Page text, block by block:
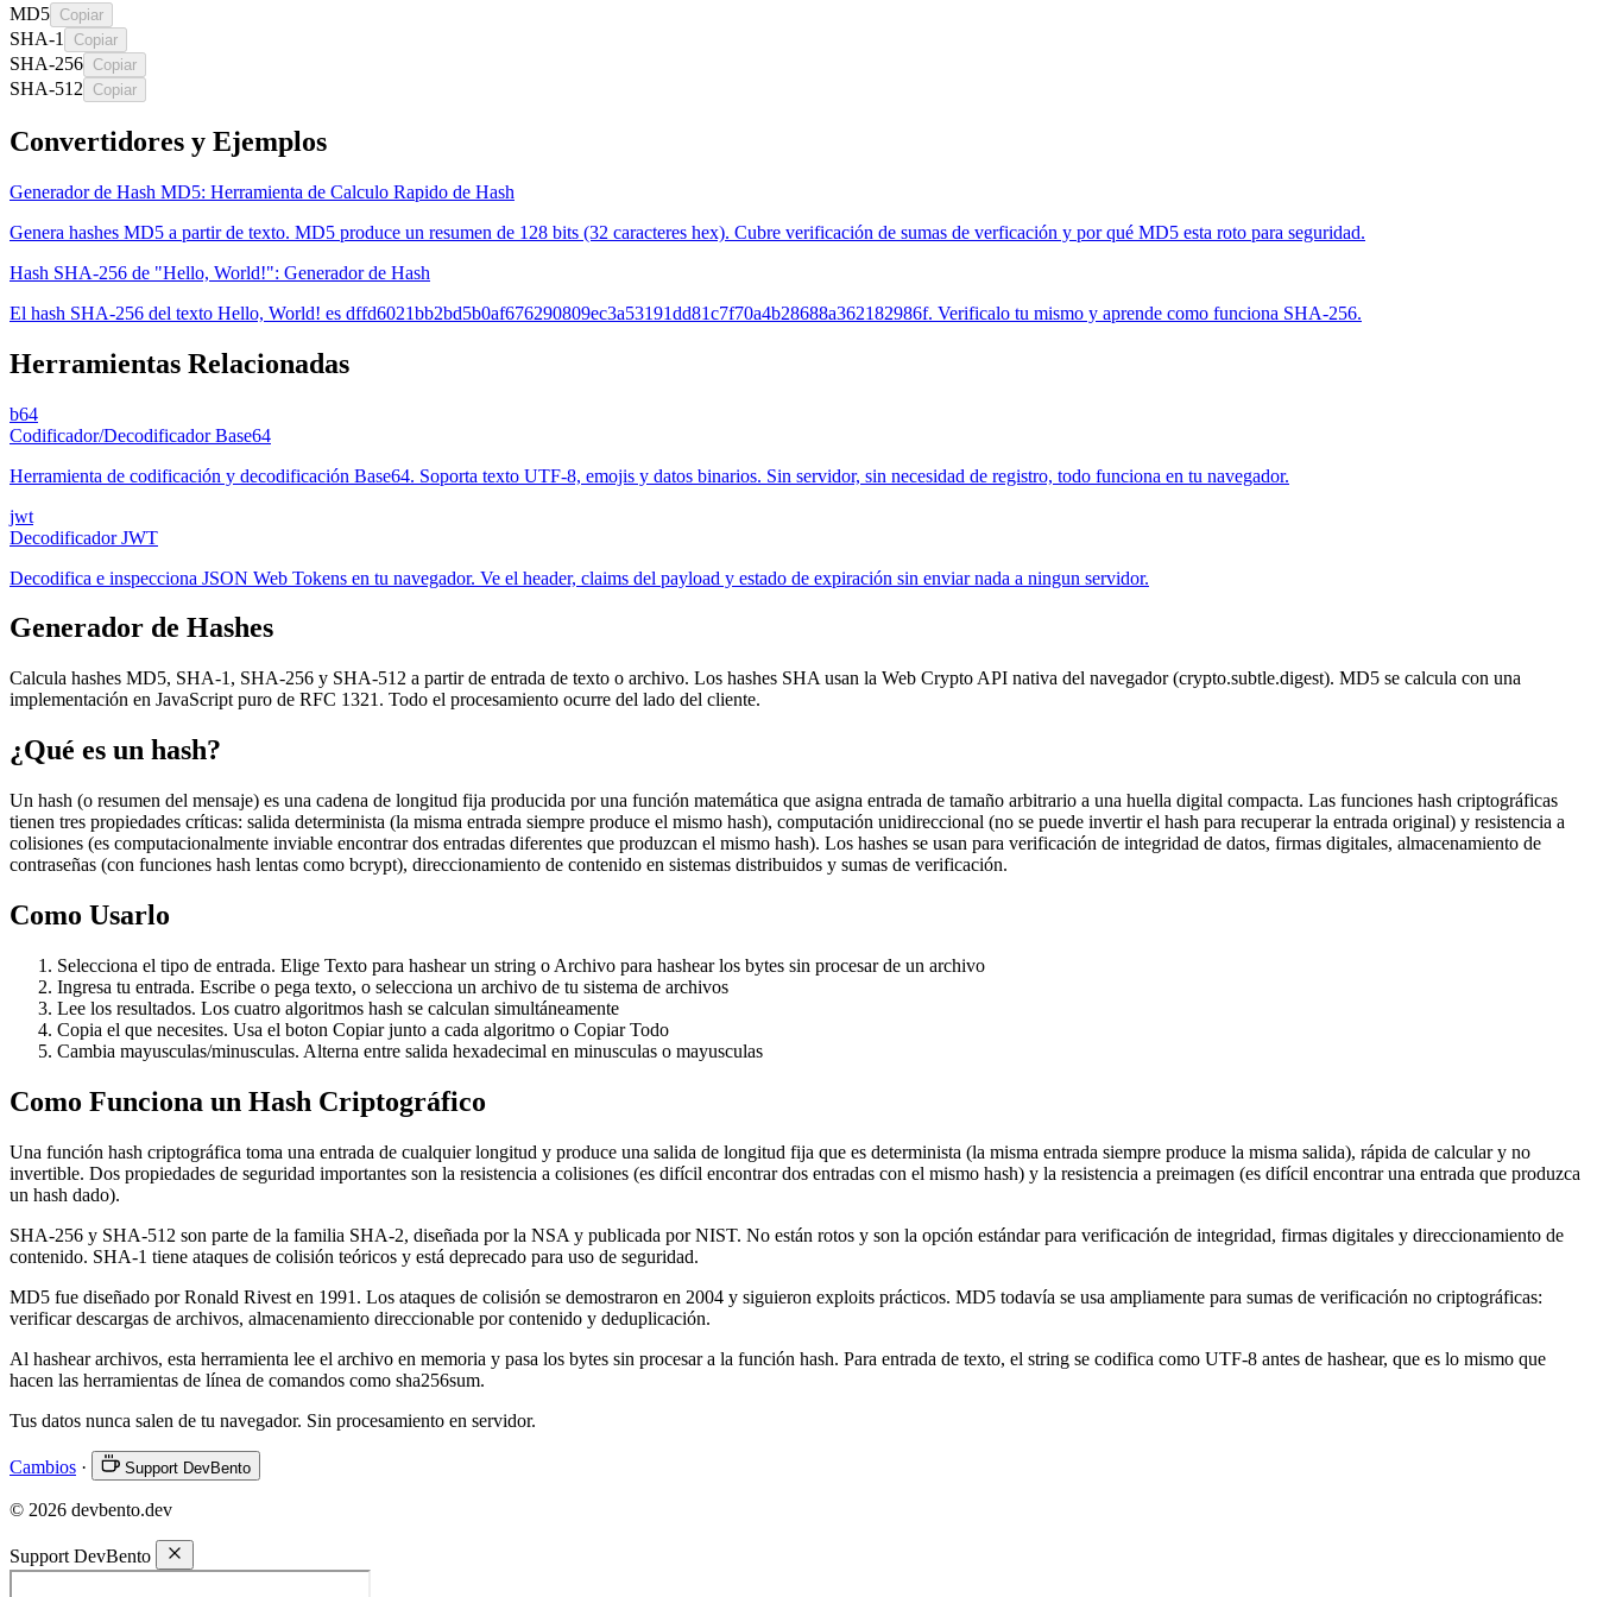
MD5 Copiar
SHA-1 Copiar
SHA-256 Copiar
SHA-512 Copiar
Convertidores y Ejemplos
Generador de Hash MD5: Herramienta de Calculo Rapido de Hash
Genera hashes MD5 a partir de texto. MD5 produce un resumen de 128 bits (32 caracteres hex). Cubre verificación de sumas de verficación y por qué MD5 esta roto para seguridad.
Hash SHA-256 de "Hello, World!": Generador de Hash
El hash SHA-256 del texto Hello, World! es dffd6021bb2bd5b0af676290809ec3a53191dd81c7f70a4b28688a362182986f. Verificalo tu mismo y aprende como funciona SHA-256.
Herramientas Relacionadas
b64
Codificador/Decodificador Base64
Herramienta de codificación y decodificación Base64. Soporta texto UTF-8, emojis y datos binarios. Sin servidor, sin necesidad de registro, todo funciona en tu navegador.
jwt
Decodificador JWT
Decodifica e inspecciona JSON Web Tokens en tu navegador. Ve el header, claims del payload y estado de expiración sin enviar nada a ningun servidor.
Generador de Hashes
Calcula hashes MD5, SHA-1, SHA-256 y SHA-512 a partir de entrada de texto o archivo. Los hashes SHA usan la Web Crypto API nativa del navegador (crypto.subtle.digest). MD5 se calcula con una
implementación en JavaScript puro de RFC 1321. Todo el procesamiento ocurre del lado del cliente.
¿Qué es un hash?
Un hash (o resumen del mensaje) es una cadena de longitud fija producida por una función matemática que asigna entrada de tamaño arbitrario a una huella digital compacta. Las funciones hash criptográficas
tienen tres propiedades críticas: salida determinista (la misma entrada siempre produce el mismo hash), computación unidireccional (no se puede invertir el hash para recuperar la entrada original) y resistencia a
colisiones (es computacionalmente inviable encontrar dos entradas diferentes que produzcan el mismo hash). Los hashes se usan para verificación de integridad de datos, firmas digitales, almacenamiento de
contraseñas (con funciones hash lentas como bcrypt), direccionamiento de contenido en sistemas distribuidos y sumas de verificación.
Como Usarlo
Selecciona el tipo de entrada. Elige Texto para hashear un string o Archivo para hashear los bytes sin procesar de un archivo
Ingresa tu entrada. Escribe o pega texto, o selecciona un archivo de tu sistema de archivos
Lee los resultados. Los cuatro algoritmos hash se calculan simultáneamente
Copia el que necesites. Usa el boton Copiar junto a cada algoritmo o Copiar Todo
Cambia mayusculas/minusculas. Alterna entre salida hexadecimal en minusculas o mayusculas
Como Funciona un Hash Criptográfico
Una función hash criptográfica toma una entrada de cualquier longitud y produce una salida de longitud fija que es determinista (la misma entrada siempre produce la misma salida), rápida de calcular y no
invertible. Dos propiedades de seguridad importantes son la resistencia a colisiones (es difícil encontrar dos entradas con el mismo hash) y la resistencia a preimagen (es difícil encontrar una entrada que produzca
un hash dado).
SHA-256 y SHA-512 son parte de la familia SHA-2, diseñada por la NSA y publicada por NIST. No están rotos y son la opción estándar para verificación de integridad, firmas digitales y direccionamiento de
contenido. SHA-1 tiene ataques de colisión teóricos y está deprecado para uso de seguridad.
MD5 fue diseñado por Ronald Rivest en 1991. Los ataques de colisión se demostraron en 2004 y siguieron exploits prácticos. MD5 todavía se usa ampliamente para sumas de verificación no criptográficas:
verificar descargas de archivos, almacenamiento direccionable por contenido y deduplicación.
Al hashear archivos, esta herramienta lee el archivo en memoria y pasa los bytes sin procesar a la función hash. Para entrada de texto, el string se codifica como UTF-8 antes de hashear, que es lo mismo que
hacen las herramientas de línea de comandos como sha256sum.
Tus datos nunca salen de tu navegador. Sin procesamiento en servidor.
Cambios · Support DevBento
© 2026 devbento.dev
Support DevBento